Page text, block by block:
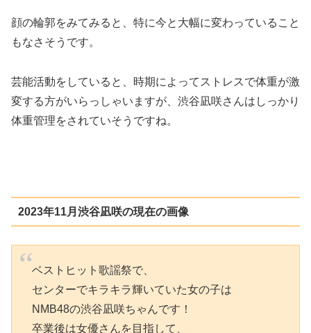
顔の輪郭をみてみると、特に今と大幅に変わっていること
もなさそうです。
芸能活動をしていると、時期によってストレスで体重が激
変する方がいらっしゃいますが、渋谷凪咲さんはしっかり
体重管理をされていそうですね。
2023年11月渋谷凪咲の現在の画像
ベストヒット歌謡祭で、
センターでキラキラ輝いていた女の子は
NMB48の渋谷凪咲ちゃんです！
卒業後は女優さんを目指して、